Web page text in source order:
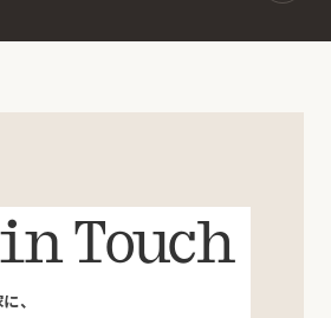
Touch
、